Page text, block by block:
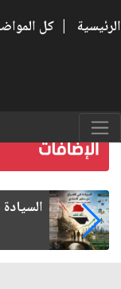
الرئيسية | كل
ما بعد